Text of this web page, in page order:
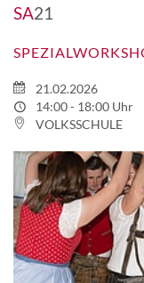
SA21
21.02.2026
14:00 - 18:00 Uhr
VOLKSSCHULE